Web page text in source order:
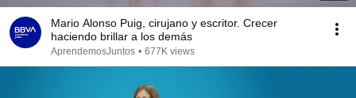
Mario Alonso Puig, cirujano y escritor. Crecer
haciendo brillar a los demás
AprendemosJuntos • 677K views